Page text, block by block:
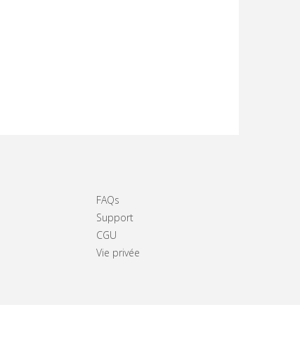
FAQs
Support
CGU
Vie privée